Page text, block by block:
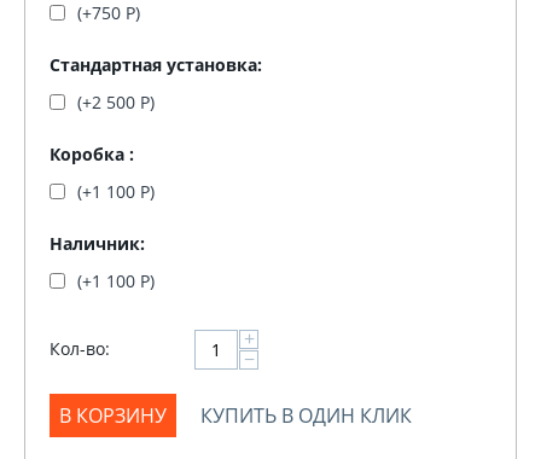
(+750 Р)
Стандартная установка:
(+2 500 Р)
Коробка :
(+1 100 Р)
Наличник:
(+1 100 Р)
Кол-во: +
−
В КОРЗИНУ КУПИТЬ В ОДИН КЛИК